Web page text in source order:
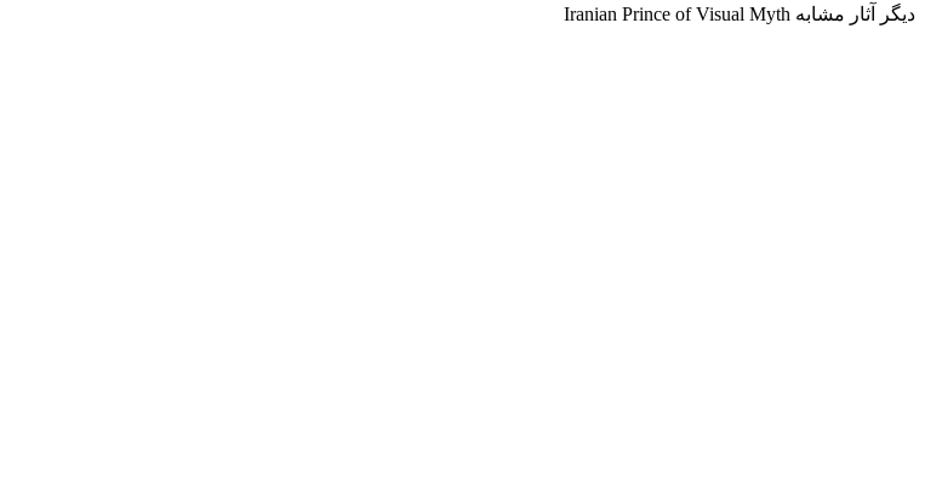
دیگر آثار مشابه Iranian Prince of Visual Myth